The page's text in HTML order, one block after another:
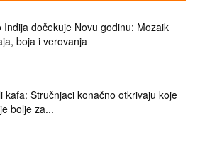
Indija dočekuje Novu godinu: Mozaik
boja i verovanja
kafa: Stručnjaci konačno otkrivaju koje
bolje za...